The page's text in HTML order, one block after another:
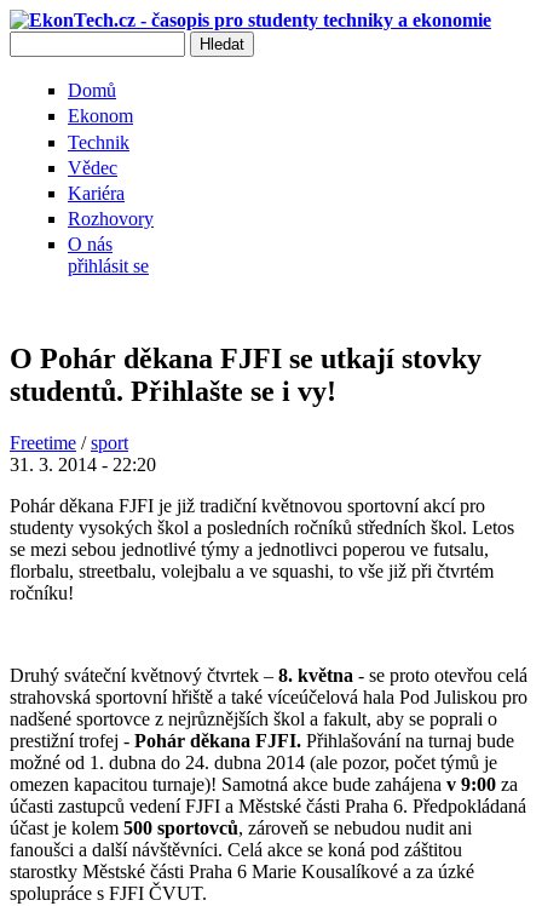
Přejít k hlavnímu obsahu
Domů
Ekonom
Technik
Vědec
Kariéra
Rozhovory
O nás
přihlásit se
O Pohár děkana FJFI se utkají stovky
studentů. Přihlašte se i vy!
Freetime /sport
31. 3. 2014 - 22:20
Pohár děkana FJFI je již tradiční květnovou sportovní akcí pro
studenty vysokých škol a posledních ročníků středních škol. Letos
se mezi sebou jednotlivé týmy a jednotlivci poperou ve futsalu,
florbalu, streetbalu, volejbalu a ve squashi, to vše již při čtvrtém
ročníku!
Druhý sváteční květnový čtvrtek – 8. května - se proto otevřou celá
strahovská sportovní hřiště a také víceúčelová hala Pod Juliskou pro
nadšené sportovce z nejrůznějších škol a fakult, aby se poprali o
prestižní trofej - Pohár děkana FJFI. Přihlašování na turnaj bude
možné od 1. dubna do 24. dubna 2014 (ale pozor, počet týmů je
omezen kapacitou turnaje)! Samotná akce bude zahájena v 9:00 za
účasti zastupců vedení FJFI a Městské části Praha 6. Předpokládaná
účast je kolem 500 sportovců, zároveň se nebudou nudit ani
fanoušci a další návštěvníci. Celá akce se koná pod záštitou
starostky Městské části Praha 6 Marie Kousalíkové a za úzké
spolupráce s FJFI ČVUT.